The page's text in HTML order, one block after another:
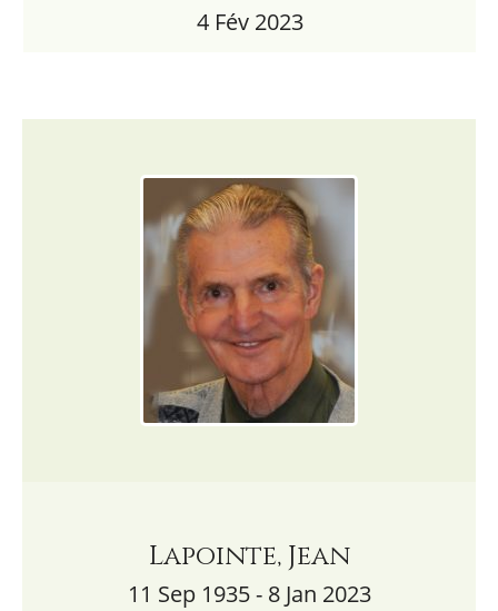
4 Fév 2023
Lapointe, Jean
11 Sep 1935 - 8 Jan 2023